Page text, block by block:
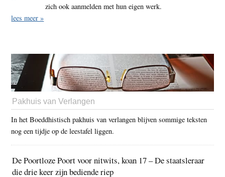
zich ook aanmelden met hun eigen werk.
lees meer »
Pakhuis van Verlangen
In het Boeddhistisch pakhuis van verlangen blijven sommige teksten
nog een tijdje op de leestafel liggen.
De Poortloze Poort voor nitwits, koan 17 – De staatsleraar
die drie keer zijn bediende riep